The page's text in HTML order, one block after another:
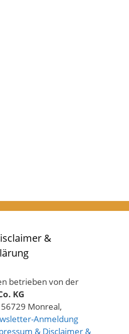
&
betrieben von der
KG
Monreal,
Anmeldung
& Disclaimer &